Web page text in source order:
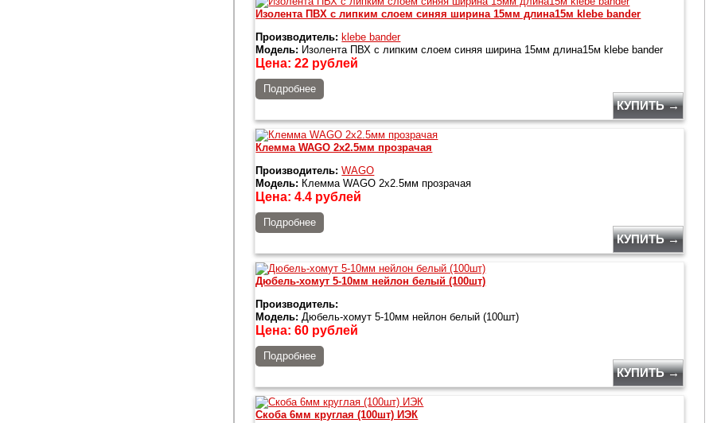
Изолента ПВХ с липким слоем синяя ширина 15мм длина15м klebe bander
Производитель: klebe bander
Модель: Изолента ПВХ с липким слоем синяя ширина 15мм длина15м klebe bander
Цена:22 рублей
Подробнее
КУПИТЬ →
Клемма WAGO 2x2.5мм прозрачая
Производитель: WAGO
Модель: Клемма WAGO 2x2.5мм прозрачая
Цена:4.4 рублей
Подробнее
КУПИТЬ →
Дюбель-хомут 5-10мм нейлон белый (100шт)
Производитель:
Модель: Дюбель-хомут 5-10мм нейлон белый (100шт)
Цена:60 рублей
Подробнее
КУПИТЬ →
Скоба 6мм круглая (100шт) ИЭК